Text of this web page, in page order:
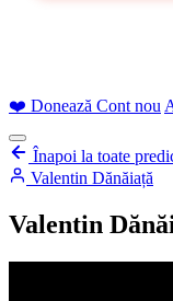
❤️ Donează Cont nou
Înapoi la toate
Valentin Dănăiață
Valentin